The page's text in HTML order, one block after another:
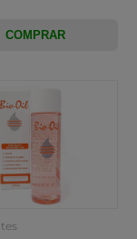
COMPRAR